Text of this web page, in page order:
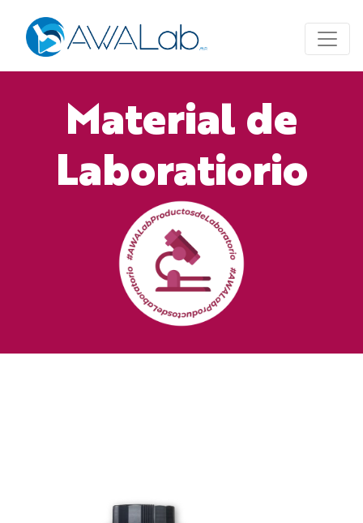
Material de
Laboratiorio